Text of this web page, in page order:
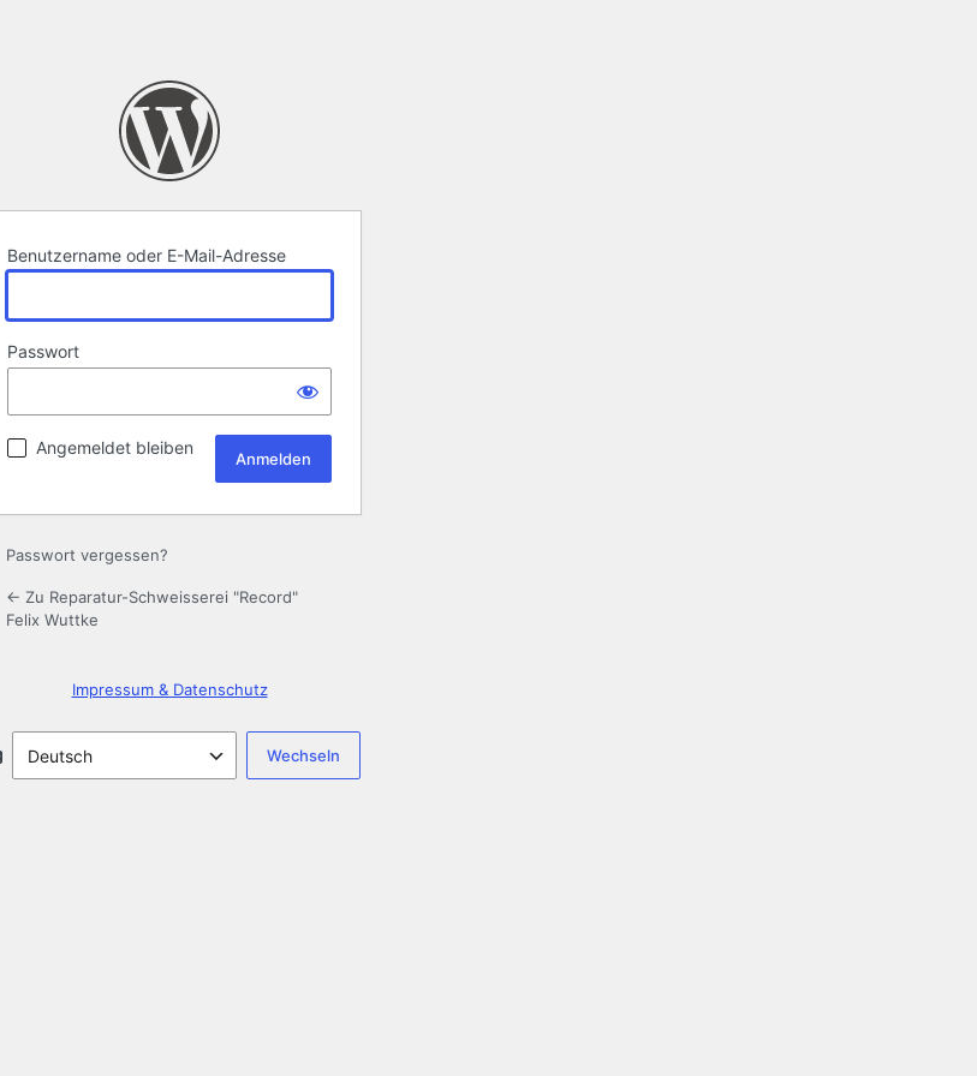
Benutzername oder E-Mail-Adresse
Passwort
Angemeldet bleiben
Passwort vergessen?
← Zu Reparatur-Schweisserei "Record"
Felix Wuttke
Impressum & Datenschutz
Sprache